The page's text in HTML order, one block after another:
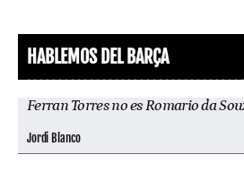
HABLEMOS DEL BARÇA
Ferran Torres no es Romario da
Jordi Blanco